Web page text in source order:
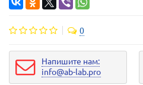
0
Напишите нам:
info@ab-lab.pro